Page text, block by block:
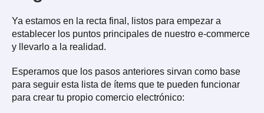
Ya estamos en la recta final, listos para empezar a
establecer los puntos principales de nuestro e-commerce
y llevarlo a la realidad.
Esperamos que los pasos anteriores sirvan como base
para seguir esta lista de ítems que te pueden funcionar
para crear tu propio comercio electrónico: